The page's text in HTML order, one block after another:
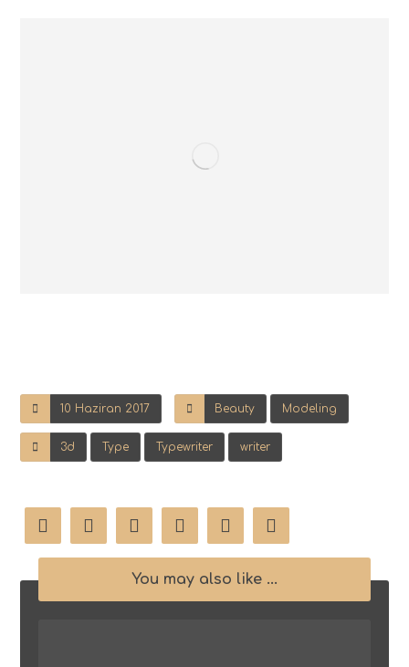
10 Haziran 2017 Beauty Modeling
3d Type Typewriter writer
You may also like ...